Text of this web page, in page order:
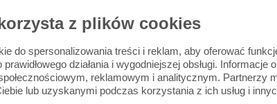
z plików cookies
do spersonalizowania treści i reklam, aby oferować
działania i wygodniejszej obsługi.
reklamowym i analitycznym. Partnerzy
lub uzyskanymi podczas korzystania z ich usług i
czyli plotki i ploteczki z